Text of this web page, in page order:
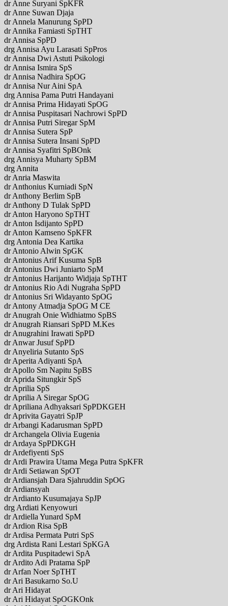
dr Anne Suryani SpKFR
dr Anne Suwan Djaja
dr Annela Manurung SpPD
dr Annika Famiasti SpTHT
dr Annisa SpPD
drg Annisa Ayu Larasati SpPros
dr Annisa Dwi Astuti Psikologi
dr Annisa Ismira SpS
dr Annisa Nadhira SpOG
dr Annisa Nur Aini SpA
drg Annisa Pama Putri Handayani
dr Annisa Prima Hidayati SpOG
dr Annisa Puspitasari Nachrowi SpPD
dr Annisa Putri Siregar SpM
dr Annisa Sutera SpP
dr Annisa Sutera Insani SpPD
dr Annisa Syafitri SpBOnk
drg Annisya Muharty SpBM
drg Annita
dr Anria Maswita
dr Anthonius Kurniadi SpN
dr Anthony Berlim SpB
dr Anthony D Tulak SpPD
dr Anton Haryono SpTHT
dr Anton Isdijanto SpPD
dr Anton Kamseno SpKFR
drg Antonia Dea Kartika
dr Antonio Alwin SpGK
dr Antonius Arif Kusuma SpB
dr Antonius Dwi Juniarto SpM
dr Antonius Harijanto Widjaja SpTHT
dr Antonius Rio Adi Nugraha SpPD
dr Antonius Sri Widayanto SpOG
dr Antony Atmadja SpOG M CE
dr Anugrah Onie Widhiatmo SpBS
dr Anugrah Riansari SpPD M.Kes
dr Anugrahini Irawati SpPD
dr Anwar Jusuf SpPD
dr Anyeliria Sutanto SpS
dr Aperita Adiyanti SpA
dr Apollo Sm Napitu SpBS
dr Aprida Situngkir SpS
dr Aprilia SpS
dr Aprilia A Siregar SpOG
dr Apriliana Adhyaksari SpPDKGEH
dr Aprivita Gayatri SpJP
dr Arbangi Kadarusman SpPD
dr Archangela Olivia Eugenia
dr Ardaya SpPDKGH
dr Ardefiyenti SpS
dr Ardi Prawira Utama Mega Putra SpKFR
dr Ardi Setiawan SpOT
dr Ardiansjah Dara Sjahruddin SpOG
dr Ardiansyah
dr Ardianto Kusumajaya SpJP
drg Ardiati Kenyowuri
dr Ardiella Yunard SpM
dr Ardion Risa SpB
dr Ardisa Permata Putri SpS
drg Ardista Rani Lestari SpKGA
dr Ardita Puspitadewi SpA
dr Ardito Adi Pratama SpP
dr Arfan Noer SpTHT
dr Ari Basukarno So.U
dr Ari Hidayat
dr Ari Hidayat SpOGKOnk